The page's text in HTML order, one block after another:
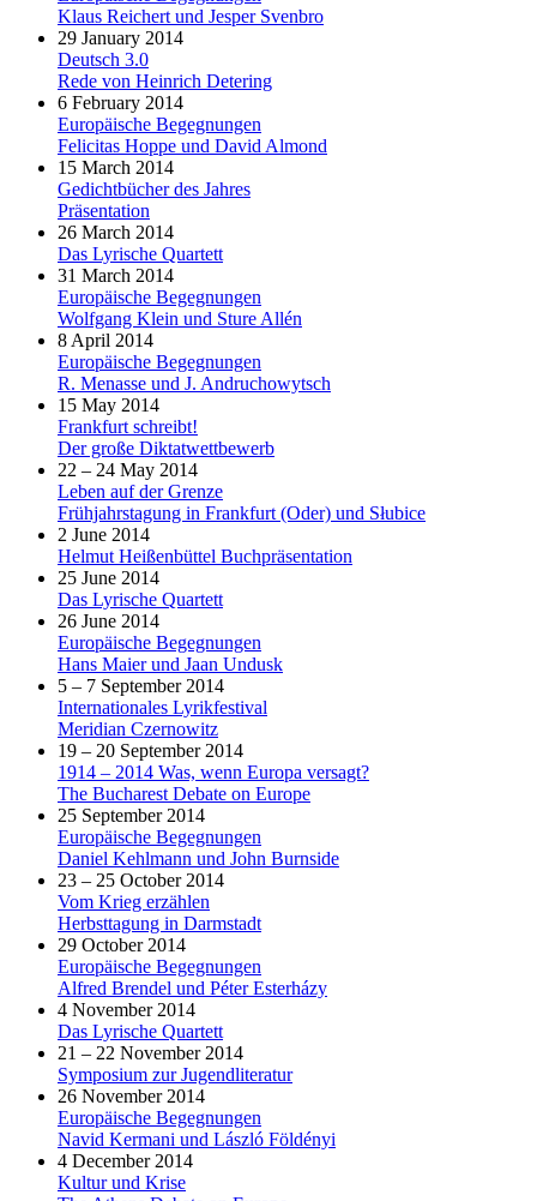
Klaus Reichert und Jesper Svenbro
29 January 2014
Deutsch 3.0
Rede von Heinrich Detering
6 February 2014
Europäische Begegnungen
Felicitas Hoppe und David Almond
15 March 2014
Gedichtbücher des Jahres
Präsentation
26 March 2014
Das Lyrische Quartett
31 March 2014
Europäische Begegnungen
Wolfgang Klein und Sture Allén
8 April 2014
Europäische Begegnungen
R. Menasse und J. Andruchowytsch
15 May 2014
Frankfurt schreibt!
Der große Diktatwettbewerb
22 – 24 May 2014
Leben auf der Grenze
Frühjahrstagung in Frankfurt (Oder) und Słubice
2 June 2014
Helmut Heißenbüttel Buchpräsentation
25 June 2014
Das Lyrische Quartett
26 June 2014
Europäische Begegnungen
Hans Maier und Jaan Undusk
5 – 7 September 2014
Internationales Lyrikfestival
Meridian Czernowitz
19 – 20 September 2014
1914 – 2014 Was, wenn Europa versagt?
The Bucharest Debate on Europe
25 September 2014
Europäische Begegnungen
Daniel Kehlmann und John Burnside
23 – 25 October 2014
Vom Krieg erzählen
Herbsttagung in Darmstadt
29 October 2014
Europäische Begegnungen
Alfred Brendel und Péter Esterházy
4 November 2014
Das Lyrische Quartett
21 – 22 November 2014
Symposium zur Jugendliteratur
26 November 2014
Europäische Begegnungen
Navid Kermani und László Földényi
4 December 2014
Kultur und Krise